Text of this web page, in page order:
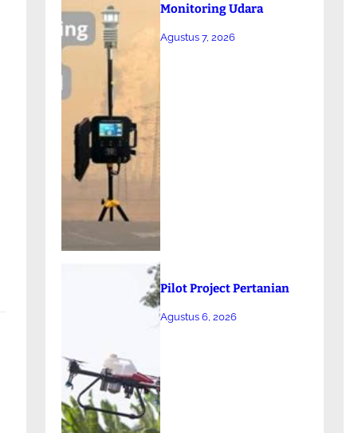
Monitoring Udara
Agustus 7, 2026
Pilot Project Pertanian
Agustus 6, 2026